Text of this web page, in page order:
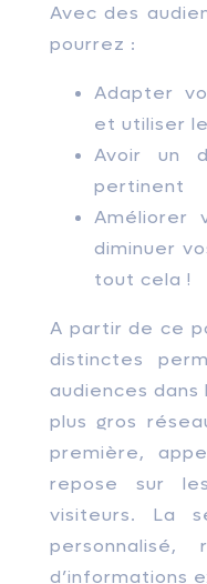
Avec des
pourrez :
Adapter
et utiliser
Avoir un
pertinent
Améliorer
diminuer
tout cela !
A partir de ce
distinctes
audiences
plus gros
première,
repose sur
visiteurs. La
d’informations